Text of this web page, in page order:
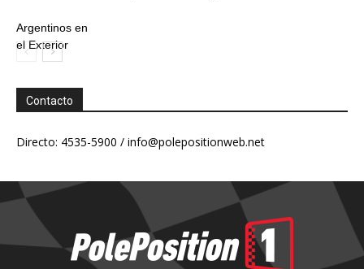
Argentinos en
el Exterior
Contacto
Directo: 4535-5900 / info@polepositionweb.net